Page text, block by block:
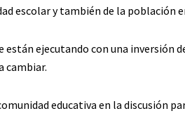
escolar y también de la población
ejecutando con una inversión
cambiar.
educativa en la discusión